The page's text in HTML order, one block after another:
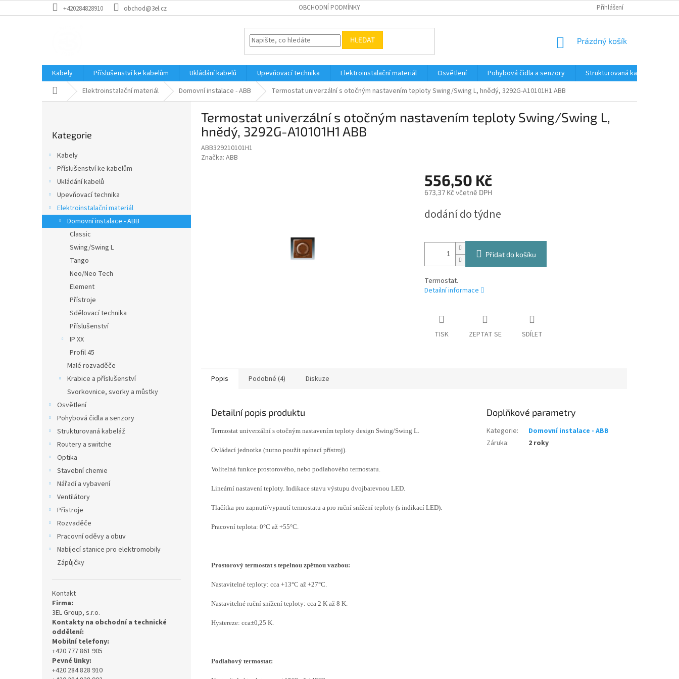
na
+420284828910 obchod@3el.cz OBCHODNÍ PODMÍNKY Přihlášení
HLEDAT
NÁKUPNÍ
Prázdný košík
Kabely Příslušenství ke kabelům Ukládání kabelů Upevňovací technika Elektroinstalační materiál Osvětlení Pohybová čidla a senzory Strukturovaná kabeláž
Domů Elektroinstalační materiál Domovní instalace - ABB Termostat univerzální s otočným nastavením teploty Swing/Swing L, hnědý, 3292G-A10101H1 ABB
a
n
kategorie
Kategorie
Kabely
Příslušenství ke kabelům
Ukládání kabelů
Upevňovací technika
Elektroinstalační materiál
Domovní instalace - ABB
Classic
Swing/Swing L
Tango
Neo/Neo Tech
Element
Přístroje
Sdělovací technika
Příslušenství
IP XX
Profil 45
Malé rozvaděče
Krabice a příslušenství
Svorkovnice, svorky a můstky
Osvětlení
Pohybová čidla a senzory
Strukturovaná kabeláž
Routery a switche
Optika
Stavební chemie
Nářadí a vybavení
Ventilátory
Přístroje
Rozvaděče
Pracovní oděvy a obuv
Nabíjecí stanice pro elektromobily
Zápůjčky
Kontakt
Firma:
3EL Group, s.r.o.
Kontakty na obchodní a technické
oddělení:
Mobilní telefony:
+420 777 861 905
Pevné linky:
+420 284 828 910
Termostat univerzální s otočným nastavením teploty Swing/Swing L,
hnědý, 3292G-A10101H1 ABB
ABB329210101H1
Značka: ABB
556,50 Kč
673,37 Kč včetně DPH
cena:
dodání do týdne
Přidat do košíku
Termostat.
Detailní informace
TISK ZEPTAT SE SDÍLET
Popis Podobné (4) Diskuze
Detailní popis produktu
Termostat univerzální s otočným nastavením teploty design Swing/Swing L.
Ovládací jednotka (nutno použít spínací přístroj).
Volitelná funkce prostorového, nebo podlahového termostatu.
Lineární nastavení teploty. Indikace stavu výstupu dvojbarevnou LED.
Tlačítka pro zapnutí/vypnutí termostatu a pro ruční snížení teploty (s indikací LED).
Pracovní teplota: 0°C až +55°C.
Prostorový termostat s tepelnou zpětnou vazbou:
Nastavitelné teploty: cca +13°C až +27°C.
Nastavitelné ruční snížení teploty: cca 2 K až 8 K.
Hystereze: cca±0,25 K.
Podlahový termostat:
Doplňkové parametry
Kategorie:
Domovní instalace - ABB
Záruka: 2 roky